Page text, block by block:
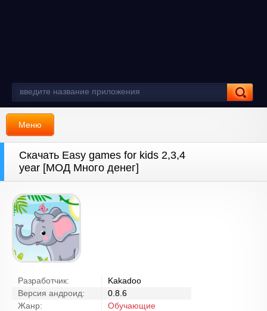
Меню
Скачать Easy games for kids 2,3,4
year [МОД Много денег]
Разработчик:
Kakadoo
Версия андроид:
0.8.6
Жанр:
Обучающие